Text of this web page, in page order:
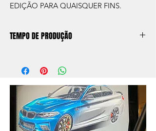
EDIÇÃO PARA QUAISQUER FINS.
TEMPO DE PRODUÇÃO
aprox. 5 dias úteis, após a confirmação de
compra.
Após a produçao, seguimos com o envio
no endereço que nos for informado na
compra ou disponibilizaremos para retirada
caso seja sua opção de compra.